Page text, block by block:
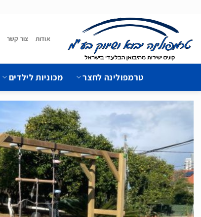
content
אודות צור קשר
טרמפולינה לחצר מכוניות לילדים